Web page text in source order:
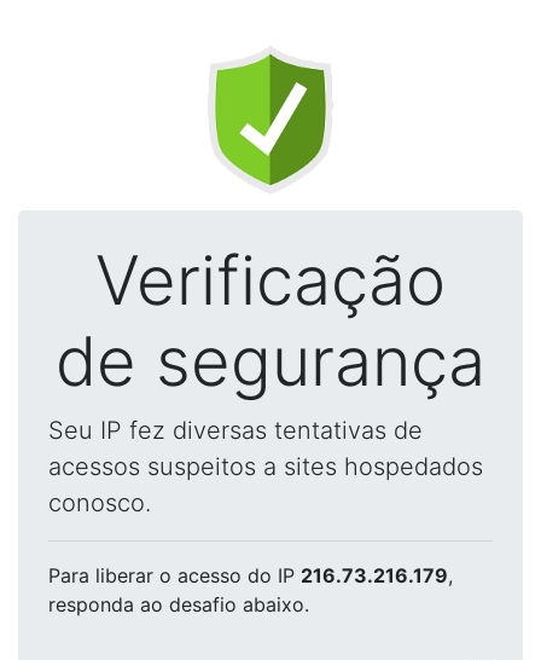
Verificação
de segurança
Seu IP fez diversas tentativas de
acessos suspeitos a sites hospedados
conosco.
Para liberar o acesso do IP 216.73.216.179,
responda ao desafio abaixo.